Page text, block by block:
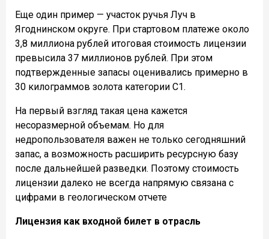
Еще один пример — участок ручья Луч в
Ягоднинском округе. При стартовом платеже около
3,8 миллиона рублей итоговая стоимость лицензии
превысила 37 миллионов рублей. При этом
подтвержденные запасы оценивались примерно в
30 килограммов золота категории С1.
На первый взгляд такая цена кажется
несоразмерной объемам. Но для
недропользователя важен не только сегодняшний
запас, а возможность расширить ресурсную базу
после дальнейшей разведки. Поэтому стоимость
лицензии далеко не всегда напрямую связана с
цифрами в геологическом отчете
Лицензия как входной билет в отрасль